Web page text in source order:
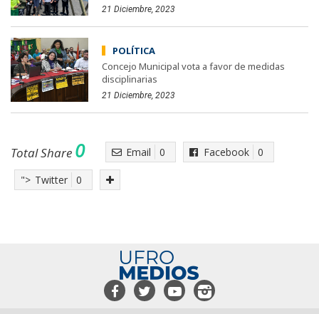
21 Diciembre, 2023
POLÍTICA
Concejo Municipal vota a favor de medidas
disciplinarias
21 Diciembre, 2023
Total Share 0 Email 0 Facebook 0
"> Twitter 0